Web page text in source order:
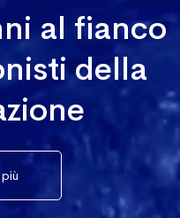
al fianco
della